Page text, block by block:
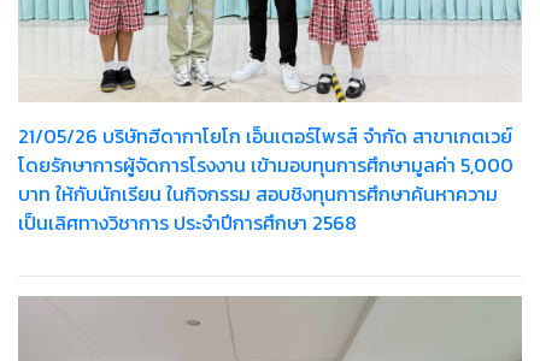
21/05/26 บริษัทฮีดากาโยโก เอ็นเตอร์ไพรส์ จำกัด สาขาเกตเวย์
โดยรักษาการผู้จัดการโรงงาน เข้ามอบทุนการศึกษามูลค่า 5,000
บาท ให้กับนักเรียน ในกิจกรรม สอบชิงทุนการศึกษาค้นหาความ
เป็นเลิศทางวิชาการ ประจำปีการศึกษา 2568